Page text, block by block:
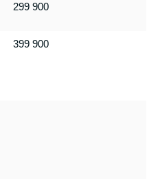
299 900
399 900